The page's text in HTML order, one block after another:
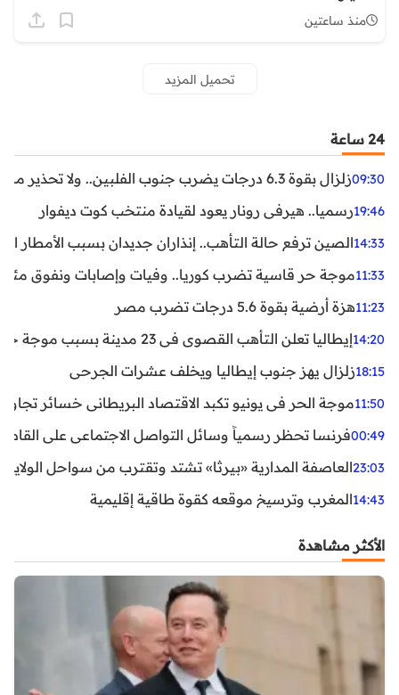
منذ ساعتين
تحميل المزيد
24 ساعة
09:30زلزال بقوة 6.3 درجات يضرب جنوب الفلبين.. ولا تحذير من تسونامي حتى الآن
19:46رسميا.. هيرفي رونار يعود لقيادة منتخب كوت ديفوار
14:33الصين ترفع حالة التأهب.. إنذاران جديدان بسبب الأمطار
11:33موجة حر قاسية تضرب كوريا.. وفيات وإصابات ونفوق مئات
11:23هزة أرضية بقوة 5.6 درجات تضرب مصر
14:20إيطاليا تعلن التأهب القصوى في 23 مدينة بسبب موجة حر شديدة
18:15زلزال يهز جنوب إيطاليا ويخلف عشرات الجرحى
11:50موجة الحر في يونيو تكبد الاقتصاد البريطاني خسائر تجاوزت 1.5 مليار
00:49فرنسا تحظر رسمياً وسائل التواصل الاجتماعي على القاصرين
23:03العاصفة المدارية «بيرثا» تشتد وتقترب من سواحل
14:43المغرب وترسيخ موقعه كقوة طاقية إقليمية
الأكثر مشاهدة